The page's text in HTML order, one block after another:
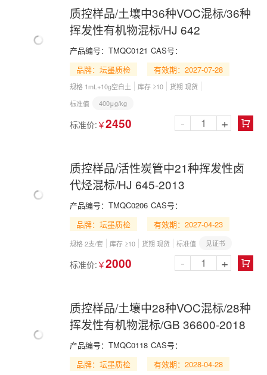
质控样品/土壤中36种VOC混标/36种
挥发性有机物混标/HJ 642
产品编号： TMQC0121 CAS号：
品牌：坛墨质检
有效期：2027-07-28
规格 1mL+10g空白土 库存 ≥10
货期 现货
标准值
400μg/kg
标准价: ￥2450 
- +
质控样品/活性炭管中21种挥发性卤
代烃混标/HJ 645-2013
产品编号： TMQC0206 CAS号：
品牌：坛墨质检
有效期：2027-04-23
规格 2支/套 库存 ≥10 货期 现货 标准值 见证书
标准价: ￥2000 
- +
质控样品/土壤中28种VOC混标/28种
挥发性有机物混标/GB 36600-2018
产品编号： TMQC0118 CAS号：
品牌：坛墨质检
有效期：2028-04-28